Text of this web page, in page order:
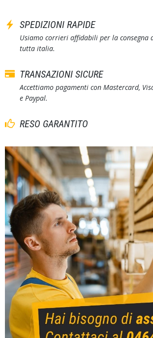
SPEDIZIONI RAPIDE
Usiamo corrieri affidabili per la consegna
tutta italia.
TRANSAZIONI SICURE
Accettiamo pagamenti con Mastercard,
e Paypal.
RESO GARANTITO